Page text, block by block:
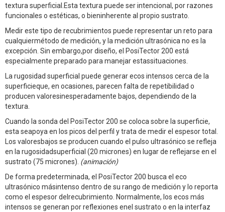
textura superficial.Esta textura puede ser intencional, por razones
funcionales o estéticas, o bieninherente al propio sustrato.
Medir este tipo de recubrimientos puede representar un reto para
cualquiermétodo de medición, y la medición ultrasónica no es la
excepción. Sin embargo,por diseño, el PosiTector 200 está
especialmente preparado para manejar estassituaciones.
La rugosidad superficial puede generar ecos intensos cerca de la
superficieque, en ocasiones, parecen falta de repetibilidad o
producen valoresinesperadamente bajos, dependiendo de la
textura.
Cuando la sonda del PosiTector 200 se coloca sobre la superficie,
esta seapoya en los picos del perfil y trata de medir el espesor total.
Los valoresbajos se producen cuando el pulso ultrasónico se refleja
en la rugosidadsuperficial (20 micrones) en lugar de reflejarse en el
sustrato (75 micrones). (animación)
De forma predeterminada, el PosiTector 200 busca el eco
ultrasónico másintenso dentro de su rango de medición y lo reporta
como el espesor delrecubrimiento. Normalmente, los ecos más
intensos se generan por reflexiones enel sustrato o en la interfaz